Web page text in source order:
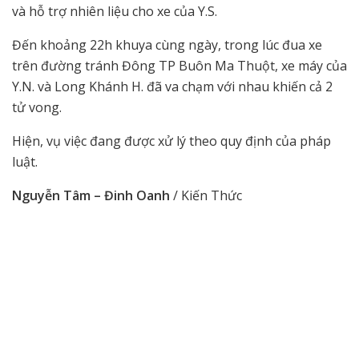
và hỗ trợ nhiên liệu cho xe của Y.S.
Đến khoảng 22h khuya cùng ngày, trong lúc đua xe
trên đường tránh Đông TP Buôn Ma Thuột, xe máy của
Y.N. và Long Khánh H. đã va chạm với nhau khiến cả 2
tử vong.
Hiện, vụ việc đang được xử lý theo quy định của pháp
luật.
Nguyễn Tâm – Đinh Oanh / Kiến Thức